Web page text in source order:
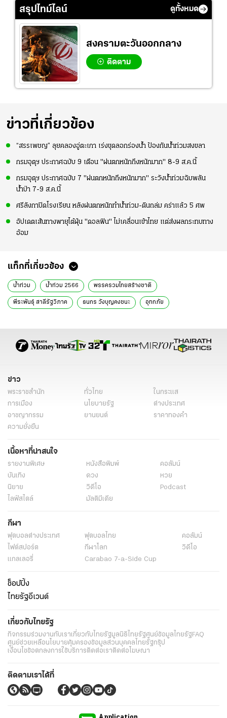
แล้วเจอมาเลเซียตั้ง
สรุปไทม์ไลน์ ดูทั้งหมด
สงครามตะวันออกกลาง
ติดตาม
ข่าวที่เกี่ยวข้อง
“สรรเพชญ” ลุยคลองอู่ตะเภา เร่งขุดลอกร่องน้ำ ป้องกันน้ำท่วมสงขลา
กรมอุตุฯ ประกาศฉบับ 9 เตือน "ฝนตกหนักถึงหนักมาก" 8-9 ส.ค.นี้
กรมอุตุฯ ประกาศฉบับ 7 "ฝนตกหนักถึงหนักมาก" ระวังน้ำท่วมฉับพลัน
น้ำป่า 7-9 ส.ค.นี้
ศรีลังกาปิดโรงเรียน หลังฝนตกหนักทำน้ำท่วม-ดินถล่ม คร่าแล้ว 5 ศพ
อัปเดตเส้นทางพายุไต้ฝุ่น "ดอลฟิน" ไม่เคลื่อนเข้าไทย แต่ส่งผลกระทบทาง
อ้อม
แท็กที่เกี่ยวข้อง
น้ำท่วม น้ําท่วม 2566 พรรครวมไทยสร้างชาติ
พีระพันธุ์ สาลีรัฐวิภาค ธนกร วังบุญคงชนะ อุทกภัย
เรื่องเด่น
ข่าว
พระราชสำนัก ทั่วไทย
ในกระแส
การเมือง
นโยบายรัฐ
ต่างประเทศ
อาชญากรรม
ยานยนต์
ราคาทองคำ
ความยั่งยืน
เนื้อหาที่น่าสนใจ
รายงานพิเศษ หนังสือพิมพ์
คอลัมน์
บันเทิง
ดวง
หวย
นิยาย
วิดีโอ
Podcast
ไลฟ์สไตล์
มัลติมีเดีย
กีฬา
ฟุตบอลต่่างประเทศ ฟุตบอลไทย
คอลัมน์
ไฟต์สปอร์ต
กีฬาโลก
วิดีโอ
แกลเลอรี่
Carabao 7-a-Side Cup
ช็อปปิ้ง
ไทยรัฐอีเวนต์
เกี่ยวกับไทยรัฐ
กิจกรรมร่วมงานกับเราเกี่ยวกับไทยรัฐมูลนิธิไทยรัฐศูนย์ข้อมูลไทยรัฐFAQ
ศูนย์ช่วยเหลือนโยบายคุ้มครองข้อมูลส่วนบุคคลไทยรัฐกรุ๊ป
เงื่อนไขข้อตกลงการใช้บริการติดต่อเราติดต่อโฆษณา
ติดตามเราได้ที่